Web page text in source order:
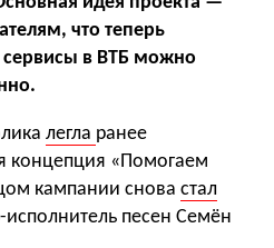
что теперь
в ВТБ можно
легла ранее
концепция «Помогаем
кампании снова стал
исполнитель песен Семён